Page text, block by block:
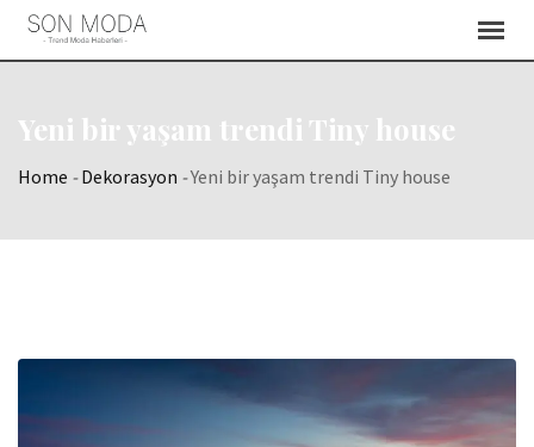
Skip
Yeni bir yaşam trendi Tiny house
Home -Dekorasyon -Yeni bir yaşam trendi Tiny house